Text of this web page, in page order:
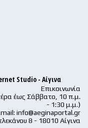
Studio - Αίγινα
Επικοινωνία
έως Σάββατο, 10 π.μ.
- 1:30 μ.μ.)
info@aeginaportal.gr
8 - 18010 Αίγινα